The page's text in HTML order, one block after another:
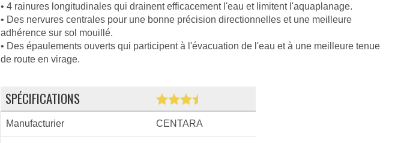
• 4 rainures longitudinales qui drainent efficacement l'eau et limitent l'aquaplanage.
• Des nervures centrales pour une bonne précision directionnelles et une meilleure
adhérence sur sol mouillé.
• Des épaulements ouverts qui participent à l'évacuation de l'eau et à une meilleure tenue
de route en virage.
SPÉCIFICATIONS
Manufacturier CENTARA